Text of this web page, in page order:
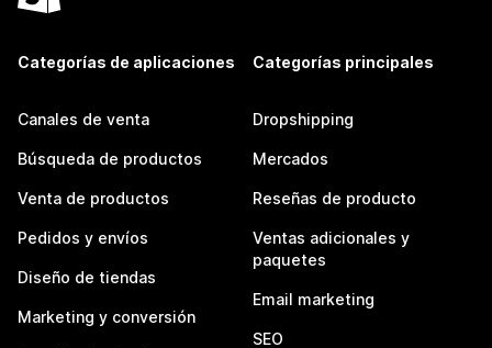
Categorías de aplicaciones
Canales de venta
Búsqueda de productos
Venta de productos
Pedidos y envíos
Diseño de tiendas
Marketing y conversión
Categorías principales
Dropshipping
Mercados
Reseñas de producto
Ventas adicionales y
paquetes
Email marketing
SEO